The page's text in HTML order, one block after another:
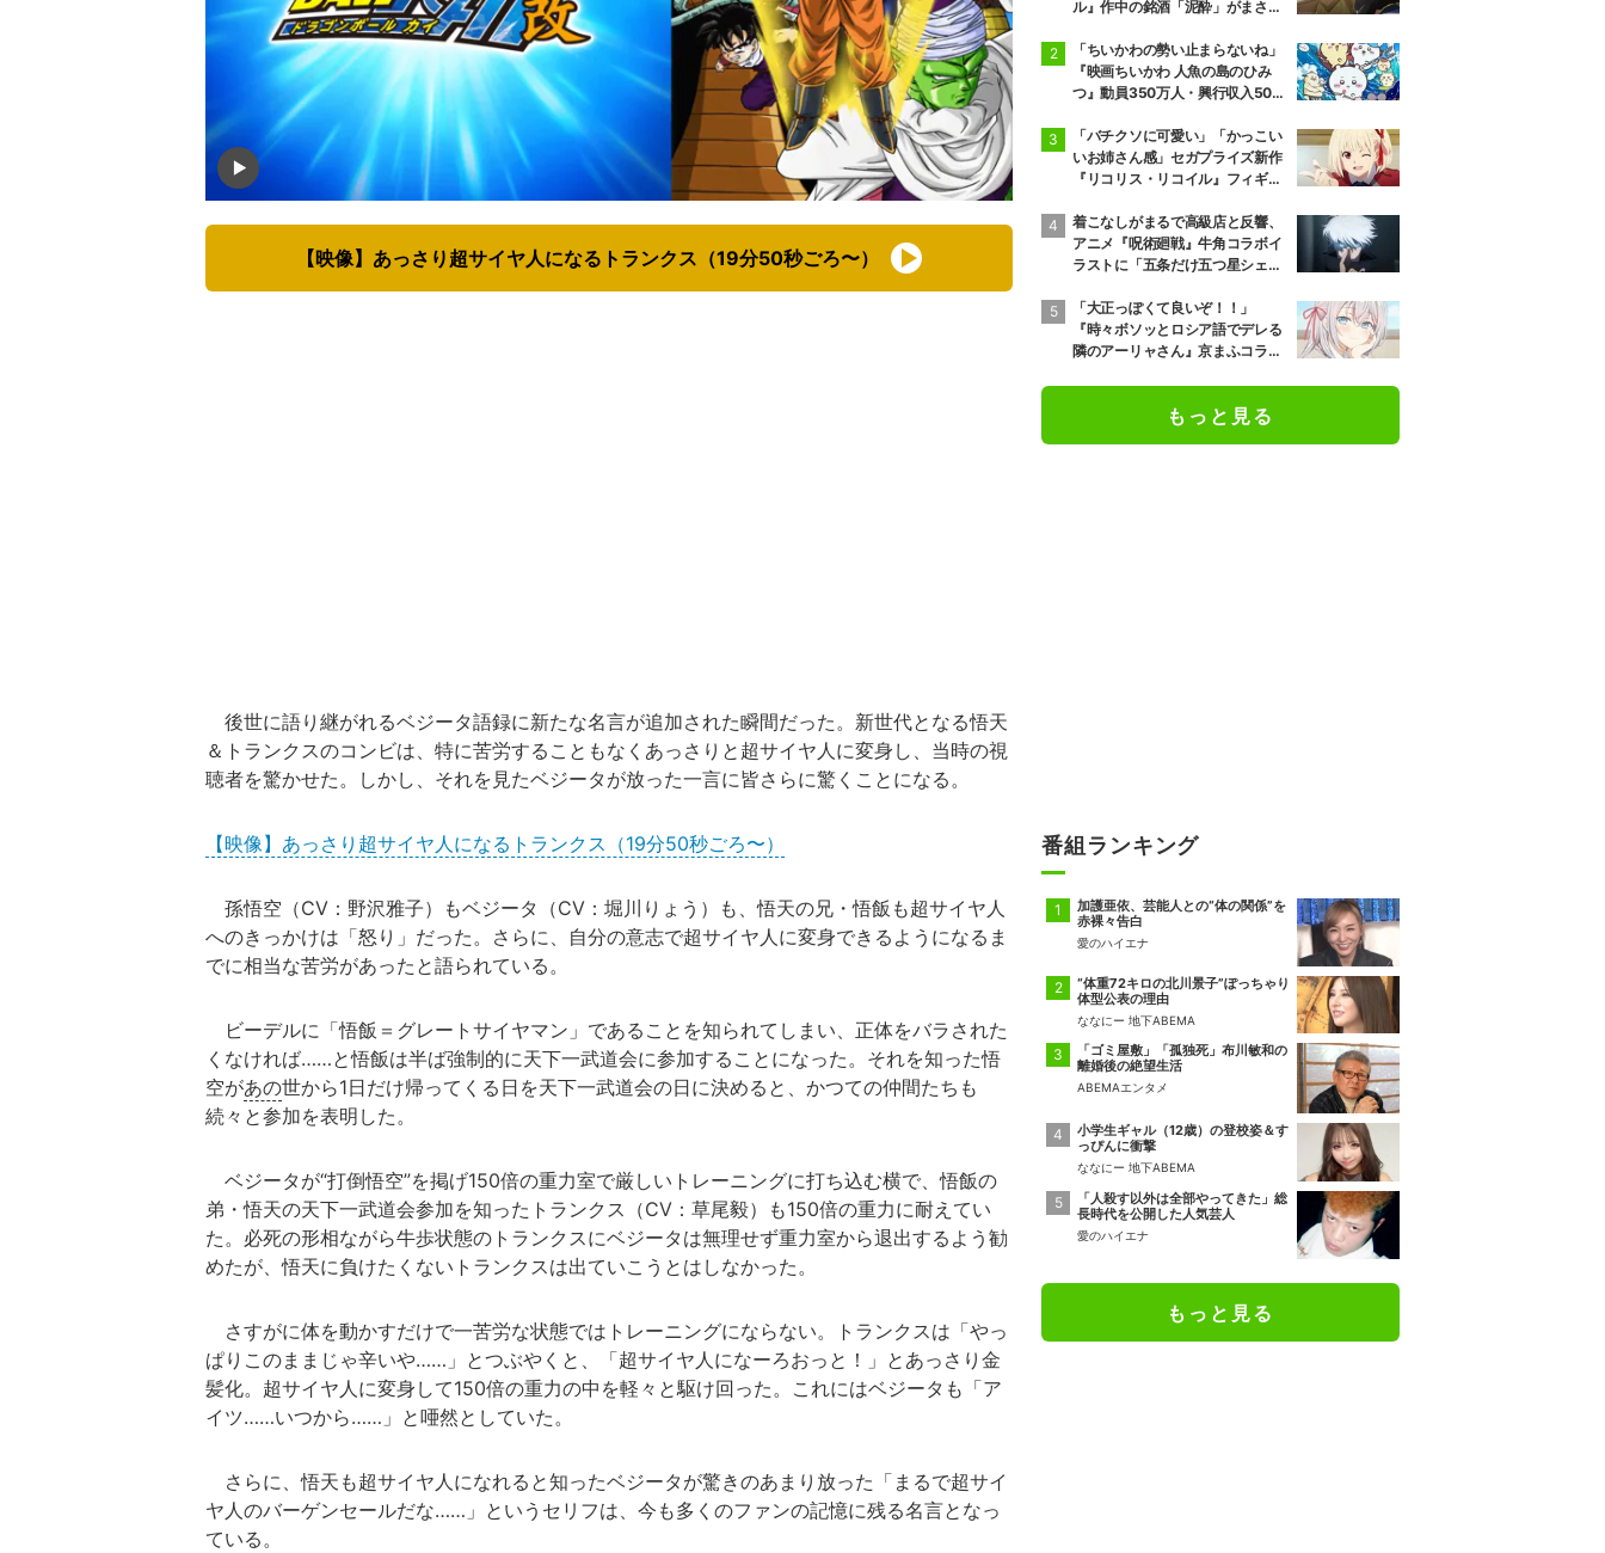
【映像】あっさり超サイヤ人になるトランクス（19分50秒ごろ〜）
後世に語り継がれるベジータ語録に新たな名言が追加された瞬間だった。新世代となる悟天
＆トランクスのコンビは、特に苦労することもなくあっさりと超サイヤ人に変身し、当時の視
聴者を驚かせた。しかし、それを見たベジータが放った一言に皆さらに驚くことになる。
【映像】あっさり超サイヤ人になるトランクス（19分50秒ごろ〜）
孫悟空（CV：野沢雅子）もベジータ（CV：堀川りょう）も、悟天の兄・悟飯も超サイヤ人
へのきっかけは「怒り」だった。さらに、自分の意志で超サイヤ人に変身できるようになるま
でに相当な苦労があったと語られている。
ビーデルに「悟飯＝グレートサイヤマン」であることを知られてしまい、正体をバラされた
くなければ……と悟飯は半ば強制的に天下一武道会に参加することになった。それを知った悟
空があの世から1日だけ帰ってくる日を天下一武道会の日に決めると、かつての仲間たちも
続々と参加を表明した。
ベジータが“打倒悟空”を掲げ150倍の重力室で厳しいトレーニングに打ち込む横で、悟飯の
弟・悟天の天下一武道会参加を知ったトランクス（CV：草尾毅）も150倍の重力に耐えてい
た。必死の形相ながら牛歩状態のトランクスにベジータは無理せず重力室から退出するよう勧
めたが、悟天に負けたくないトランクスは出ていこうとはしなかった。
さすがに体を動かすだけで一苦労な状態ではトレーニングにならない。トランクスは「やっ
ぱりこのままじゃ辛いや……」とつぶやくと、「超サイヤ人になーろおっと！」とあっさり金
髪化。超サイヤ人に変身して150倍の重力の中を軽々と駆け回った。これにはベジータも「ア
イツ……いつから……」と唖然としていた。
さらに、悟天も超サイヤ人になれると知ったベジータが驚きのあまり放った「まるで超サイ
ヤ人のバーゲンセールだな……」というセリフは、今も多くのファンの記憶に残る名言となっ
ている。
ル』作中の銘酒「泥酔」がまさか
「ちいかわの勢い止まらないね」
『映画ちいかわ 人魚の島のひみ
つ』動員350万人・興行収入50億
「バチクソに可愛い」「かっこい
いお姉さん感」セガプライズ新作
『リコリス・リコイル』フィギュ
着こなしがまるで高級店と反響、
アニメ『呪術廻戦』牛角コラボイ
ラストに「五条だけ五つ星シェ
「大正っぽくて良いぞ！！」
『時々ボソッとロシア語でデレる
隣のアーリャさん』京まふコラボ
もっと見る
番組ランキング
加護亜依、芸能人との“体の関係”を
赤裸々告白
愛のハイエナ
“体重72キロの北川景子”ぽっちゃり
体型公表の理由
ななにー 地下ABEMA
「ゴミ屋敷」「孤独死」布川敏和の
離婚後の絶望生活
ABEMAエンタメ
小学生ギャル（12歳）の登校姿＆す
っぴんに衝撃
ななにー 地下ABEMA
「人殺す以外は全部やってきた」総
長時代を公開した人気芸人
愛のハイエナ
もっと見る